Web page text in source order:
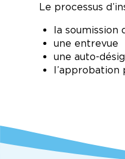
Le processus
la soumission
une entrevue
une auto-
l’approbation